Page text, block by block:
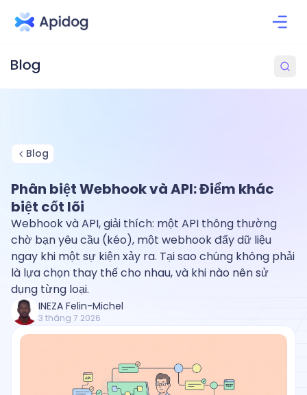
Blog
Phân biệt Webhook và API: Điểm khác
biệt cốt lõi
Webhook và API, giải thích: một API thông thường
chờ bạn yêu cầu (kéo), một webhook đẩy dữ liệu
ngay khi một sự kiện xảy ra. Tại sao chúng không phải
là lựa chọn thay thế cho nhau, và khi nào nên sử
dụng từng loại.
INEZA Felin-Michel
3 tháng 7 2026